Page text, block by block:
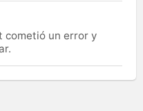
cometió un error y